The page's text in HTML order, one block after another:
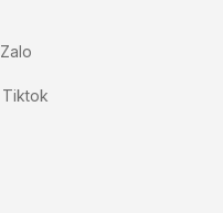
Zalo
Tiktok